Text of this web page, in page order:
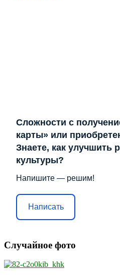
Сложности с
карты» или
Знаете, как улучшить
культуры?
Напишите — решим!
Написать
Случайное фото